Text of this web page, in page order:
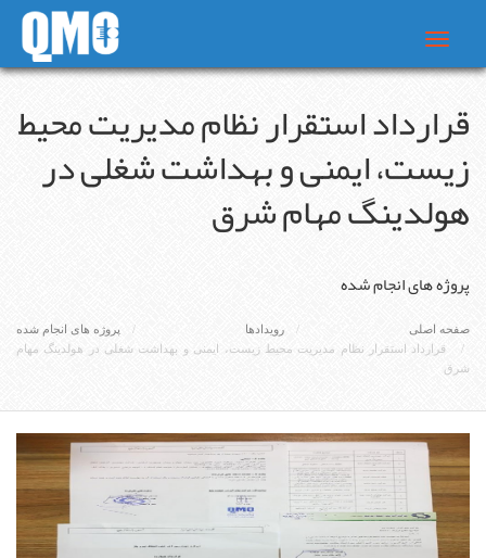
Toggle
قرارداد استقرار نظام مدیریت محیط
زیست، ایمنی و بهداشت شغلی در
هولدینگ مهام شرق
پروژه های انجام شده
صفحه اصلی رویدادها
پروژه های انجام شده
قرارداد استقرار نظام مدیریت محیط زیست، ایمنی و بهداشت شغلی در هولدینگ مهام
شرق